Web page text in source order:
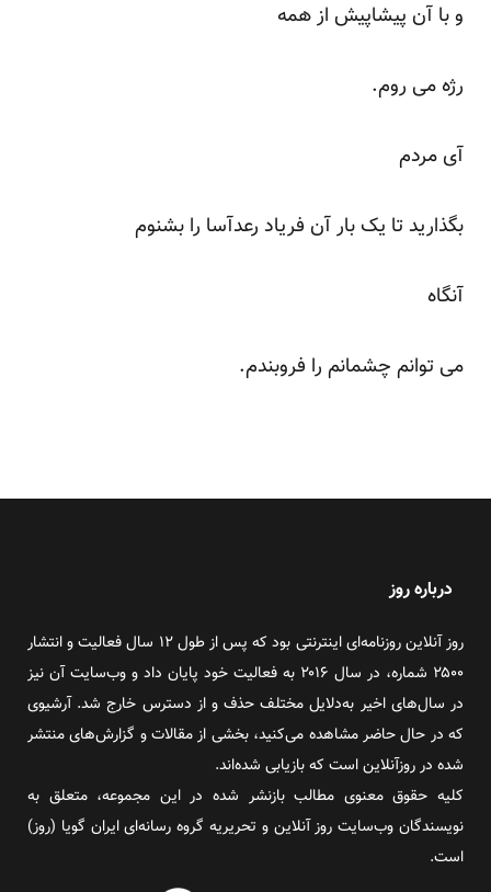
و با آن پیشاپیش از همه
رژه می روم.
آی مردم
بگذارید تا یک بار آن فریاد رعدآسا را بشنوم
آنگاه
می توانم چشمانم را فروبندم.
درباره روز
روز آنلاین روزنامه‌ای اینترنتی بود که پس از طول ۱۲ سال فعالیت و انتشار
۲۵۰۰ شماره، در سال ۲۰۱۶ به فعالیت خود پایان داد و وب‌سایت آن نیز
در سال‌های اخیر به‌دلایل مختلف حذف و از دسترس خارج شد. آرشیوی
که در حال حاضر مشاهده می‌کنید، بخشی از مقالات و گزارش‌های منتشر
شده در روزآنلاین است که بازیابی شده‌اند.
کلیه حقوق معنوی مطالب بازنشر شده در این مجموعه، متعلق به
نویسندگان وب‌سایت روز آنلاین و تحریریه گروه رسانه‌ای ایران گویا (روز)
است.